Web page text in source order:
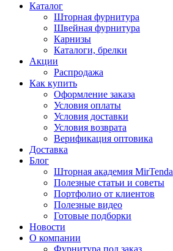
Каталог
Шторная фурнитура
Швейная фурнитура
Карнизы
Каталоги, брелки
Акции
Распродажа
Как купить
Оформление заказа
Условия оплаты
Условия доставки
Условия возврата
Верификация оптовика
Доставка
Блог
Шторная академия MirTenda
Полезные статьи и советы
Портфолио от клиентов
Полезные видео
Готовые подборки
Новости
О компании
Фурнитура под заказ